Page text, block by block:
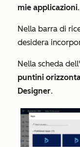
mie applicazioni.
Nella barra di
desidera
Nella scheda
puntini
Designer.